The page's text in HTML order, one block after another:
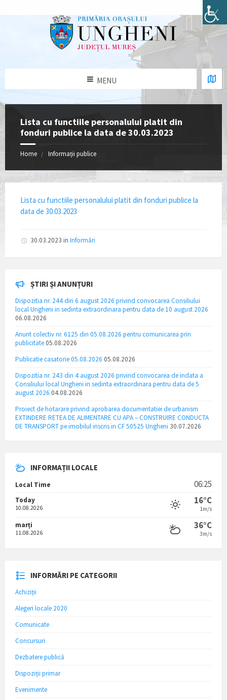
MENU
Lista cu functiile personalului platit din
fonduri publice la data de 30.03.2023
Home Informații publice
Lista cu functiile personalului platit din fonduri publice la
data de 30.03.2023
30.03.2023 in Informări
ȘTIRI ȘI ANUNȚURI
Dispozitia nr. 244 din 6 august 2026 privind convocarea Consiliului
local Ungheni in sedinta extraordinara pentru data de 10 august 2026
06.08.2026
Anunt colectiv nr. 6125 din 05.08.2026 pentru comunicarea prin
publicitate 05.08.2026
Publicatie casatorie 05.08.2026 05.08.2026
Dispozitia nr. 243 din 4 august 2026 privind convocarea de indata a
Consiliului local Ungheni in sedinta extraordinara pentru data de 5
august 2026 04.08.2026
Proiect de hotarare privind aprobarea documentatiei de urbanism
EXTINDERE RETEA DE ALIMENTARE CU APA – CONSTRUIRE CONDUCTA
DE TRANSPORT pe imobilul inscris in CF 50525 Ungheni 30.07.2026
INFORMAȚII LOCALE
Local Time 06:25
Today
10.08.2026
16°C
1m/s
marți
11.08.2026
36°C
3m/s
INFORMĂRI PE CATEGORII
Achiziții
Alegeri locale 2020
Comunicate
Concursuri
Dezbatere publică
Dispoziții primar
Evenimente